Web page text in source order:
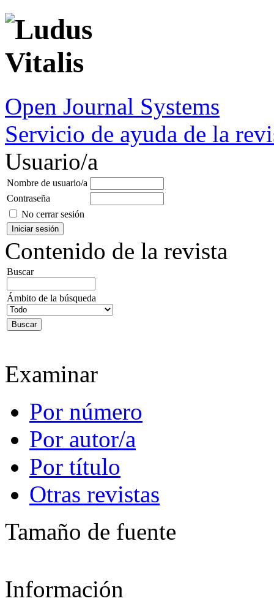
Open Journal Systems
Servicio de ayuda de la
Usuario/a
Nombre de usuario/a
Contraseña
No cerrar sesión
Contenido de la revista
Buscar
Ámbito de la búsqueda
Examinar
Por número
Por autor/a
Por título
Otras revistas
Tamaño de fuente
Información